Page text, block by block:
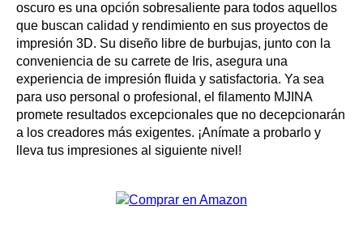
oscuro es una opción sobresaliente para todos aquellos
que buscan calidad y rendimiento en sus proyectos de
impresión 3D. Su diseño libre de burbujas, junto con la
conveniencia de su carrete de Iris, asegura una
experiencia de impresión fluida y satisfactoria. Ya sea
para uso personal o profesional, el filamento MJINA
promete resultados excepcionales que no decepcionarán
a los creadores más exigentes. ¡Anímate a probarlo y
lleva tus impresiones al siguiente nivel!